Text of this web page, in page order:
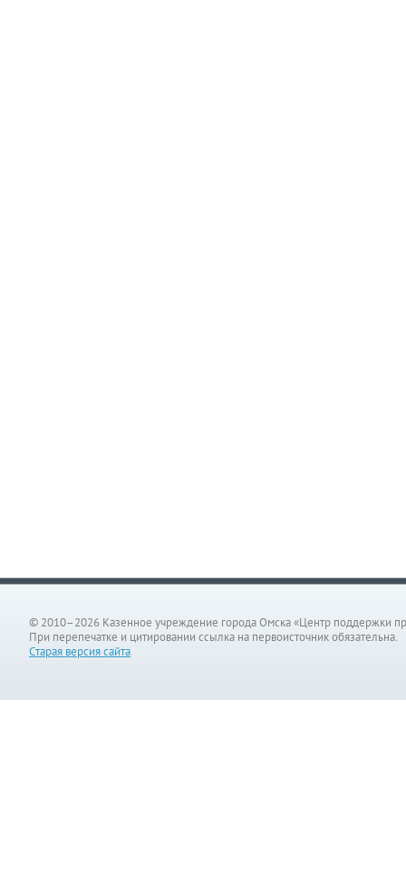
© 2010–2026 Казенное учреждение города Омска «Центр поддержки
При перепечатке и цитировании ссылка на первоисточник обязательна.
Старая версия сайта